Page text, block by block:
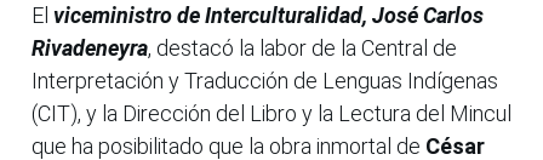
El viceministro de Interculturalidad, José Carlos
Rivadeneyra, destacó la labor de la Central de
Interpretación y Traducción de Lenguas Indígenas
(CIT), y la Dirección del Libro y la Lectura del Mincul
que ha posibilitado que la obra inmortal de César